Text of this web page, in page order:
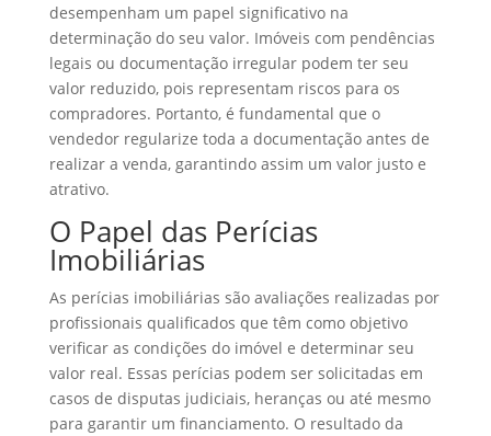
desempenham um papel significativo na
determinação do seu valor. Imóveis com pendências
legais ou documentação irregular podem ter seu
valor reduzido, pois representam riscos para os
compradores. Portanto, é fundamental que o
vendedor regularize toda a documentação antes de
realizar a venda, garantindo assim um valor justo e
atrativo.
O Papel das Perícias
Imobiliárias
As perícias imobiliárias são avaliações realizadas por
profissionais qualificados que têm como objetivo
verificar as condições do imóvel e determinar seu
valor real. Essas perícias podem ser solicitadas em
casos de disputas judiciais, heranças ou até mesmo
para garantir um financiamento. O resultado da